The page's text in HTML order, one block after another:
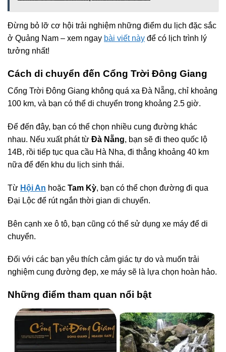
Đừng bỏ lỡ cơ hội trải nghiệm những điểm du lịch đặc sắc
ở Quảng Nam – xem ngay bài viết này để có lịch trình lý
tưởng nhất!
Cách di chuyển đến Cổng Trời Đông Giang
Cổng Trời Đông Giang không quá xa Đà Nẵng, chỉ khoảng
100 km, và bạn có thể di chuyển trong khoảng 2.5 giờ.
Để đến đây, bạn có thể chọn nhiều cung đường khác
nhau. Nếu xuất phát từ Đà Nẵng, bạn sẽ đi theo quốc lộ
14B, rồi tiếp tục qua cầu Hà Nha, đi thẳng khoảng 40 km
nữa để đến khu du lịch sinh thái.
Từ Hội An hoặc Tam Kỳ, bạn có thể chọn đường đi qua
Đại Lộc để rút ngắn thời gian di chuyển.
Bên cạnh xe ô tô, bạn cũng có thể sử dụng xe máy để di
chuyển.
Đối với các bạn yêu thích cảm giác tự do và muốn trải
nghiệm cung đường đẹp, xe máy sẽ là lựa chọn hoàn hảo.
Những điểm tham quan nổi bật